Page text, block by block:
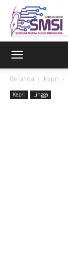
Beranda Kepri
Kepri Lingga